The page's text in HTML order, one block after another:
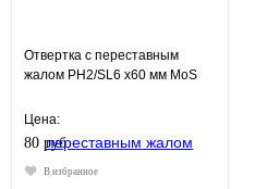
Отвертка с переставным
жалом PH2/SL6 х60 мм MoS
Цена:
80 руб.
В избранное